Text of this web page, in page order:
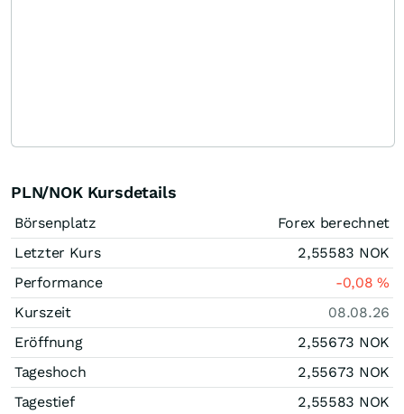
PLN/NOK Kursdetails
Börsenplatz
Forex berechnet
Letzter Kurs
2,55583 NOK
Performance
-0,08%
Kurszeit
08.08.26
Eröffnung
2,55673 NOK
Tageshoch
2,55673 NOK
Tagestief
2,55583 NOK